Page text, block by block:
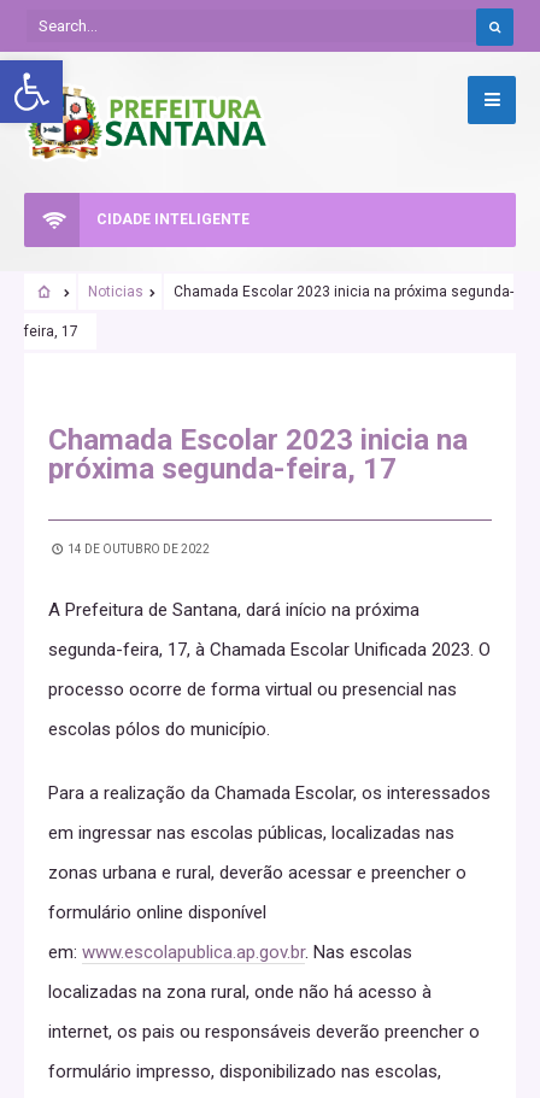
Abrir a barra de ferramentas
CIDADE INTELIGENTE
Noticias Chamada Escolar 2023 inicia na próxima segunda-
feira, 17
Chamada Escolar 2023 inicia na
próxima segunda-feira, 17
14 DE OUTUBRO DE 2022
A Prefeitura de Santana, dará início na próxima
segunda-feira, 17, à Chamada Escolar Unificada 2023. O
processo ocorre de forma virtual ou presencial nas
escolas pólos do município.
Para a realização da Chamada Escolar, os interessados
em ingressar nas escolas públicas, localizadas nas
zonas urbana e rural, deverão acessar e preencher o
formulário online disponível
em: www.escolapublica.ap.gov.br. Nas escolas
localizadas na zona rural, onde não há acesso à
internet, os pais ou responsáveis deverão preencher o
formulário impresso, disponibilizado nas escolas,